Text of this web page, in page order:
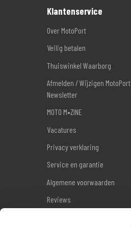
Klantenservice
Over MotoPort
Veilig betalen
Thuiswinkel Waarborg
Afmelden / Wijzigen MotoPort
Newsletter
MOTO M•ZINE
Vacatures
Privacy verklaring
Service en garantie
Algemene voorwaarden
Reviews